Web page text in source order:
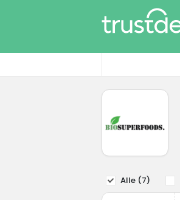
Alle (7)